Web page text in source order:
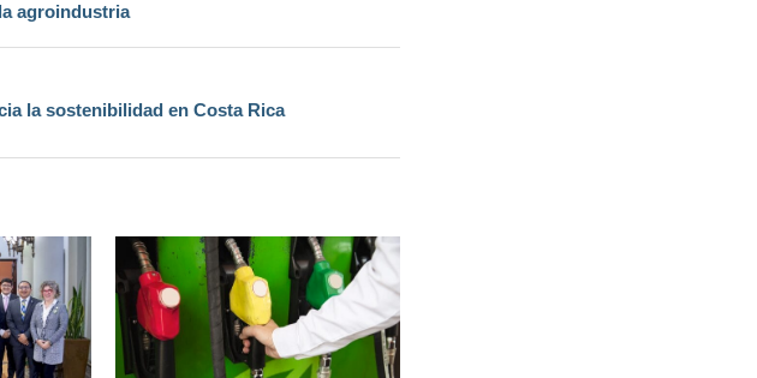
agroindustria
la sostenibilidad en Costa Rica